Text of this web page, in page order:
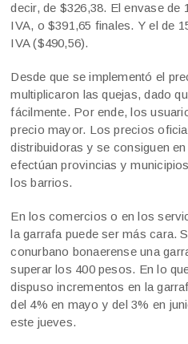
decir, de $326,38. El envase de
IVA, o $391,65 finales. Y el de
IVA ($490,56).
Desde que se implementó el
multiplicaron las quejas, dado
fácilmente. Por ende, los
precio mayor. Los precios
distribuidoras y se consiguen
efectúan provincias y
los barrios.
En los comercios o en los
la garrafa puede ser más cara.
conurbano bonaerense una
superar los 400 pesos. En lo
dispuso incrementos en la
del 4% en mayo y del 3% en
este jueves.